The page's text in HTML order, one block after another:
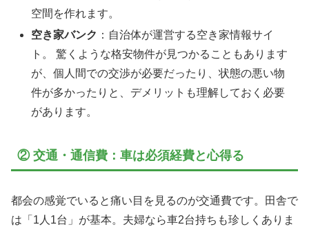
空間を作れます。
空き家バンク ：自治体が運営する空き家情報サイ
ト。 驚くような格安物件が見つかることもあります
が、個人間での交渉が必要だったり、状態の悪い物
件が多かったりと、デメリットも理解しておく必要
があります。
② 交通・通信費：車は必須経費と心得る
都会の感覚でいると痛い目を見るのが交通費です。田舎で
は「1人1台」が基本。夫婦なら車2台持ちも珍しくありま